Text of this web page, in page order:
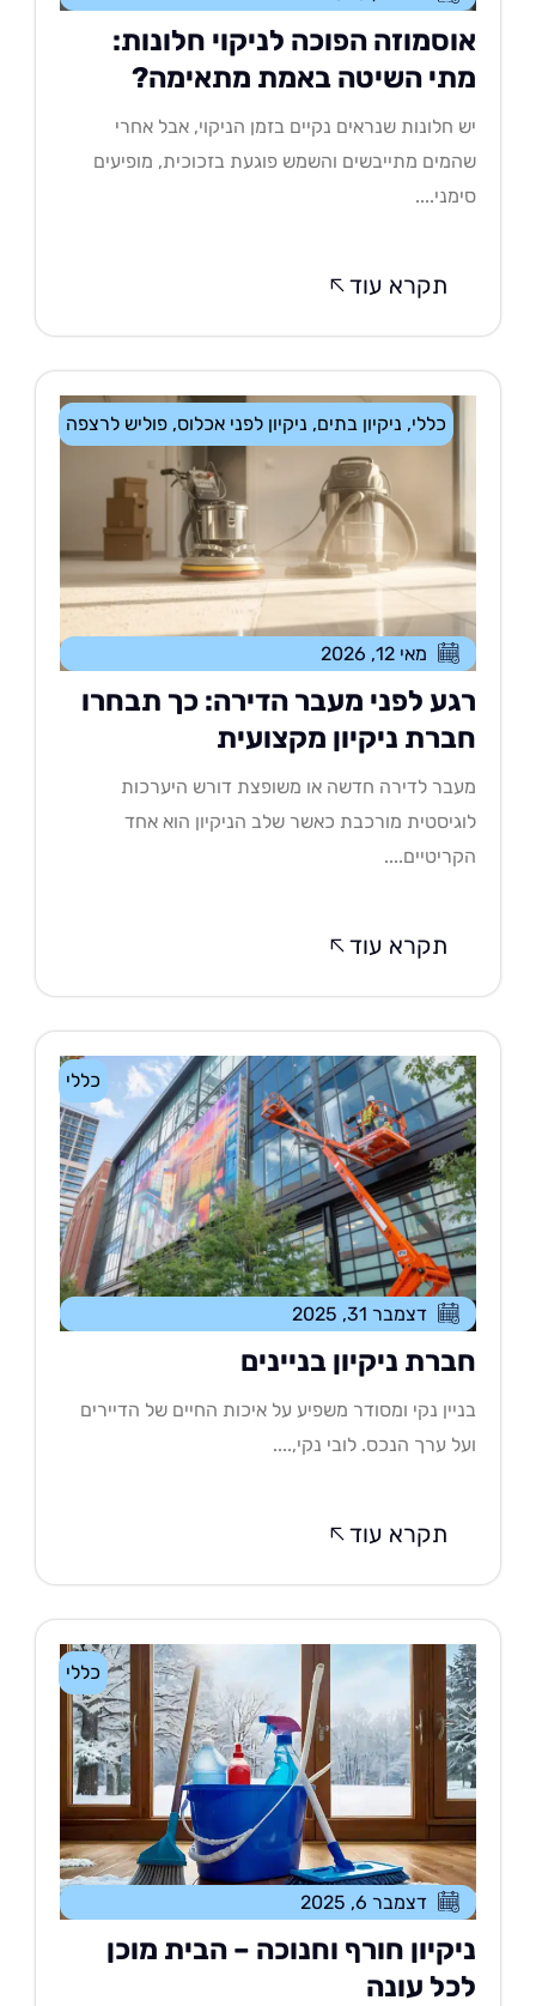
הפוכה לניקוי חלונות:
השיטה באמת מתאימה?
חלונות שנראים נקיים בזמן הניקוי, אבל אחרי
מתייבשים והשמש פוגעת בזכוכית, מופיעים
תקרא עוד
ניקיון בתים,ניקיון לפני אכלוס,פוליש לרצפה
מאי 12, 2026
לפני מעבר הדירה: כך תבחרו
ניקיון מקצועית
לדירה חדשה או משופצת דורש היערכות
מורכבת כאשר שלב הניקיון הוא אחד
תקרא עוד
כללי
דצמבר 31, 2025
ניקיון בניינים
נקי ומסודר משפיע על איכות החיים של הדיירים
ערך הנכס. לובי נקי,....
תקרא עוד
כללי
דצמבר 6, 2025
חורף וחנוכה – הבית מוכן
עונה